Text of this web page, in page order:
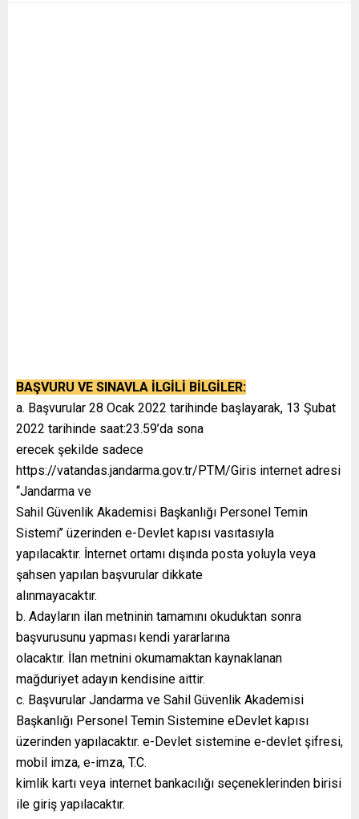
BAŞVURU VE SINAVLA İLGİLİ BİLGİLER:
a. Başvurular 28 Ocak 2022 tarihinde başlayarak, 13 Şubat
2022 tarihinde saat:23.59’da sona
erecek şekilde sadece
https://vatandas.jandarma.gov.tr/PTM/Giris internet adresi
‘‘Jandarma ve
Sahil Güvenlik Akademisi Başkanlığı Personel Temin
Sistemi’’ üzerinden e-Devlet kapısı vasıtasıyla
yapılacaktır. İnternet ortamı dışında posta yoluyla veya
şahsen yapılan başvurular dikkate
alınmayacaktır.
b. Adayların ilan metninin tamamını okuduktan sonra
başvurusunu yapması kendi yararlarına
olacaktır. İlan metnini okumamaktan kaynaklanan
mağduriyet adayın kendisine aittir.
c. Başvurular Jandarma ve Sahil Güvenlik Akademisi
Başkanlığı Personel Temin Sistemine eDevlet kapısı
üzerinden yapılacaktır. e-Devlet sistemine e-devlet şifresi,
mobil imza, e-imza, T.C.
kimlik kartı veya internet bankacılığı seçeneklerinden birisi
ile giriş yapılacaktır.